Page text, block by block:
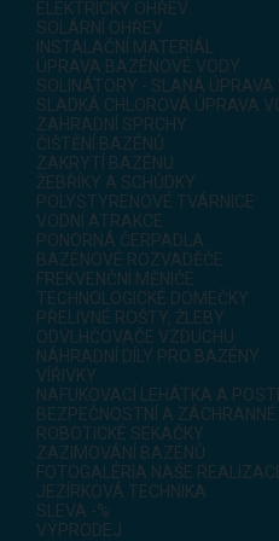
ELEKTRICKÝ OHŘEV
SOLÁRNÍ OHŘEV
INSTALAČNÍ MATERIÁL
ÚPRAVA BAZÉNOVÉ VODY
SOLINÁTORY - SLANÁ ÚPRAVA
SLADKÁ CHLOROVÁ ÚPRAVA
ZAHRADNÍ SPRCHY
ČIŠTĚNÍ BAZÉNŮ
ZAKRYTÍ BAZÉNU
ŽEBŘÍKY A SCHŮDKY
POLYSTYRENOVÉ TVÁRNICE
VODNÍ ATRAKCE
PONORNÁ ČERPADLA
BAZÉNOVÉ ROZVADĚČE
FREKVENČNÍ MĚNIČE
TECHNOLOGICKÉ DOMEČKY
PŘELIVNÉ ROŠTY, ŽLEBY
ODVLHČOVAČE VZDUCHU
NÁHRADNÍ DÍLY PRO BAZÉNY
VÍŘIVKY
NAFUKOVACÍ LEHÁTKA A
BEZPEČNOSTNÍ A
ROBOTICKÉ SEKAČKY
ZAZIMOVÁNÍ BAZÉNŮ
FOTOGALÉRIA NAŠE
JEZÍRKOVÁ TECHNIKA
SLEVA -%
VÝPRODEJ